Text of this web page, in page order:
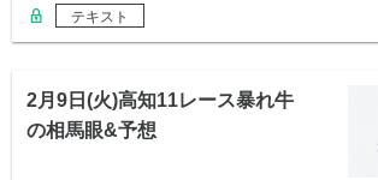
テキスト
2月9日(火)高知11レース暴れ牛
の相馬眼&予想